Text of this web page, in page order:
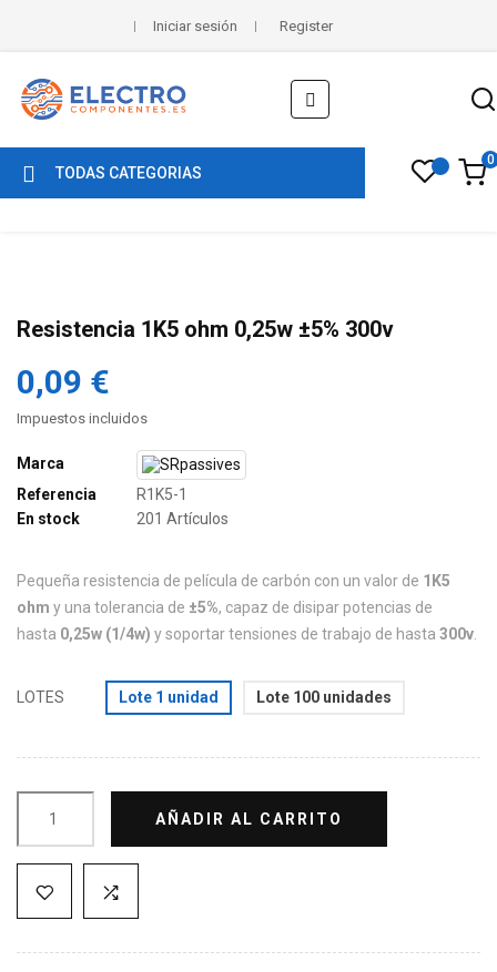
Iniciar sesión Register
Navegación
de
palanca
☰
TODAS CATEGORIAS
0
Resistencia 1K5 ohm 0,25w ±5% 300v
0,09 €
Impuestos incluidos
Marca
Referencia
R1K5-1
En stock
201 Artículos
Pequeña resistencia de película de carbón con un valor de 1K5
ohm y una tolerancia de ±5%, capaz de disipar potencias de
hasta 0,25w (1/4w) y soportar tensiones de trabajo de hasta 300v
LOTES Lote 1 unidad Lote 100 unidades
AÑADIR AL CARRITO